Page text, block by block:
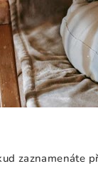
zaznamenáte